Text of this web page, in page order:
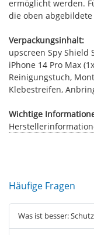
ermöglicht werden.
die oben
Verpackungsinhalt:
upscreen Spy Shield
iPhone 14 Pro Max
Reinigungstuch,
Klebestreifen,
Wichtige
Häufige Fragen
Was ist besser: